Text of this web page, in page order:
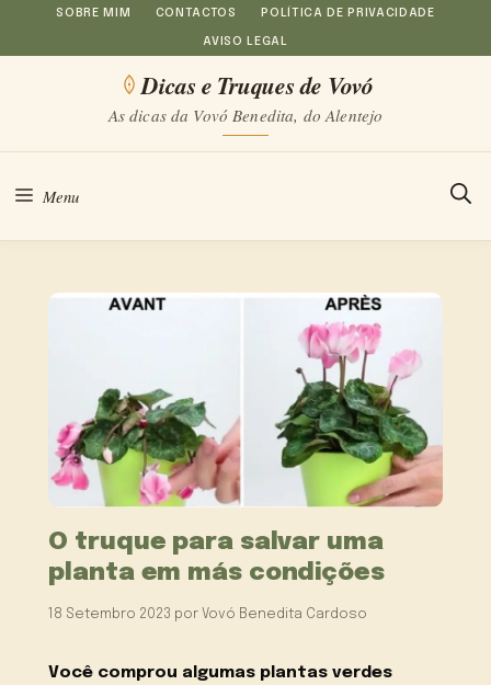
Saltar
para
conteúdo
SOBRE MIM CONTACTOS POLÍTICA DE PRIVACIDADE
AVISO LEGAL
Dicas e Truques de Vovó
As dicas da Vovó Benedita, do Alentejo
Menu
O truque para salvar uma
planta em más condições
18 Setembro 2023 por Vovó Benedita Cardoso
Você comprou algumas plantas verdes